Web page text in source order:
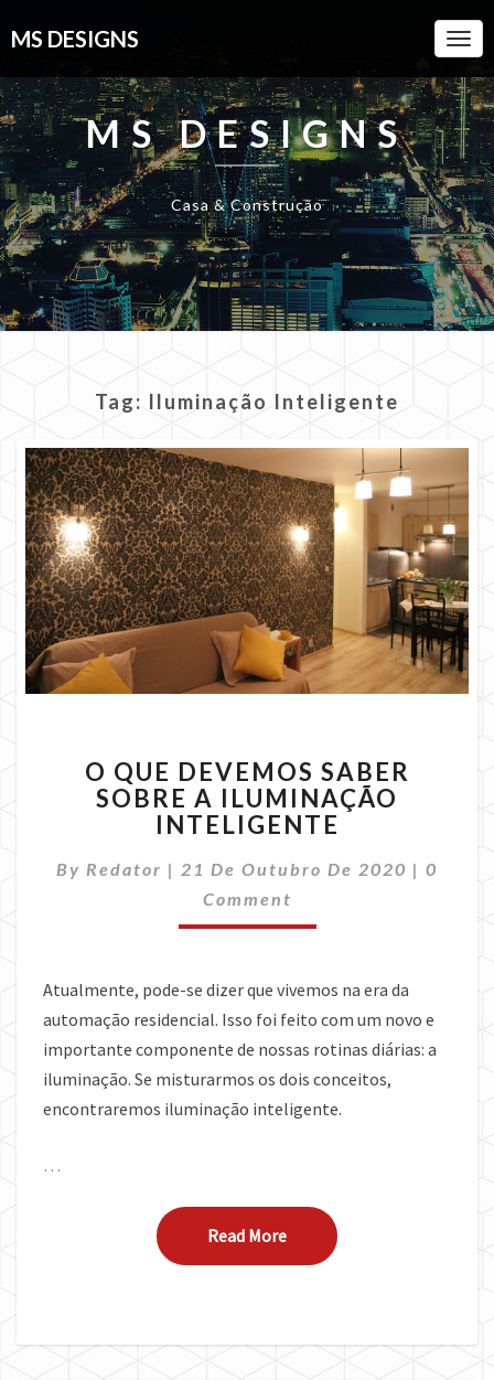
MS DESIGNS
MS DESIGNS
Casa & Construção
Tag: Iluminação Inteligente
QUE
DEVEMOS
SABER
A
ILUMINAÇÃO
O QUE DEVEMOS SABER
SOBRE A ILUMINAÇÃO
INTELIGENTE
By Redator | 21 De Outubro De 2020 | 0
Comment
Atualmente, pode-se dizer que vivemos na era da
automação residencial. Isso foi feito com um novo e
importante componente de nossas rotinas diárias: a
iluminação. Se misturarmos os dois conceitos,
encontraremos iluminação inteligente.
…
Read MoreRead More